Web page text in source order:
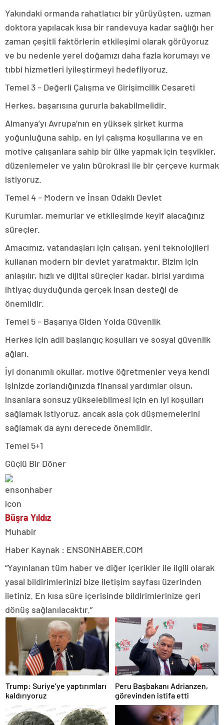
Yakındaki ormanda rahatlatıcı bir yürüyüşten, uzman
doktora yapılacak kısa bir randevuya kadar sağlığı her
zaman çeşitli faktörlerin etkileşimi olarak görüyoruz
ve bu nedenle yerel doğamızı daha fazla korumayı ve
tıbbi hizmetleri iyileştirmeyi hedefliyoruz.
Temel 3 – Değerli Çalışma ve Girişimcilik Cesareti
Herkes, başarısına gururla bakabilmelidir.
Almanya’yı Avrupa’nın en yüksek şirket kurma
yoğunluğuna sahip, en iyi çalışma koşullarına ve en
motive çalışanlara sahip bir ülke yapmak için teşvikler,
düzenlemeler ve yalın bürokrasi ile bir çerçeve kurmak
istiyoruz.
Temel 4 – Modern ve İnsan Odaklı Devlet
Kurumlar, memurlar ve etkileşimde keyif alacağınız
süreçler.
Amacımız, vatandaşları için çalışan, yeni teknolojileri
kullanan modern bir devlet yaratmaktır. Bizim için
anlaşılır, hızlı ve dijital süreçler kadar, birisi yardıma
ihtiyaç duyduğunda gerçek insan desteği de
önemlidir.
Temel 5 – Başarıya Giden Yolda Güvenlik
Herkes için adil başlangıç koşulları ve sosyal güvenlik
ağları.
İyi donanımlı okullar, motive öğretmenler veya kendi
işinizde zorlandığınızda finansal yardımlar olsun,
insanlara sonsuz yükselebilmesi için en iyi koşulları
sağlamak istiyoruz, ancak asla çok düşmemelerini
sağlamak da aynı derecede önemlidir.
Temel 5+1
Güçlü Bir Döner
Büşra Yıldız
Muhabir
Haber Kaynak : ENSONHABER.COM
“Yayınlanan tüm haber ve diğer içerikler ile ilgili olarak
yasal bildirimlerinizi bize iletişim sayfası üzerinden
iletiniz. En kısa süre içerisinde bildirimlerinize geri
dönüş sağlanılacaktır.”
Trump: Suriye’ye yaptırımları
kaldırıyoruz
Peru Başbakanı Adrianzen,
görevinden istifa etti